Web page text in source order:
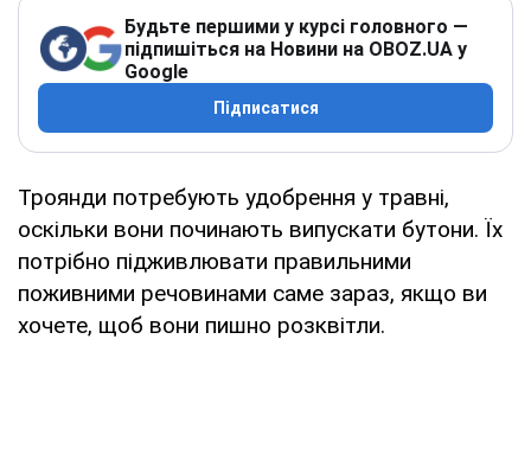
Будьте першими у курсі головного —
підпишіться на Новини на OBOZ.UA у
Google
Підписатися
Троянди потребують удобрення у травні,
оскільки вони починають випускати бутони. Їх
потрібно підживлювати правильними
поживними речовинами саме зараз, якщо ви
хочете, щоб вони пишно розквітли.